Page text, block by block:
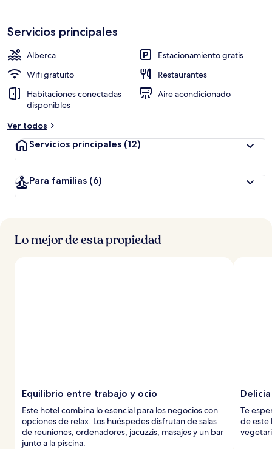
Servicios principales
Alberca
Estacionamiento gratis
Wifi gratuito
Restaurantes
Habitaciones conectadas
disponibles
Aire acondicionado
Ver todos
Servicios principales (12)
Para familias (6)
Lo mejor de esta propiedad
Equilibrio entre trabajo y ocio
Este hotel combina lo esencial para los negocios con
opciones de relax. Los huéspedes disfrutan de salas
de reuniones, ordenadores, jacuzzis, masajes y un bar
junto a la piscina.
Te
de este